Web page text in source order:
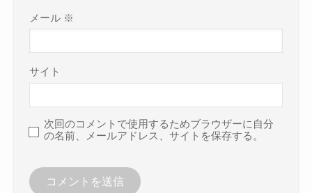
メール ※
サイト
次回のコメントで使用するためブラウザーに自分
の名前、メールアドレス、サイトを保存する。